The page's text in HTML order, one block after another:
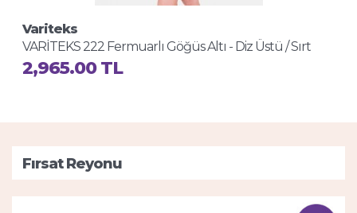
Variteks
VARİTEKS 222 Fermuarlı Göğüs Altı - Diz Üstü / Sırt
Destekli Liposuction Korsee
2,965.00 TL
Fırsat Reyonu